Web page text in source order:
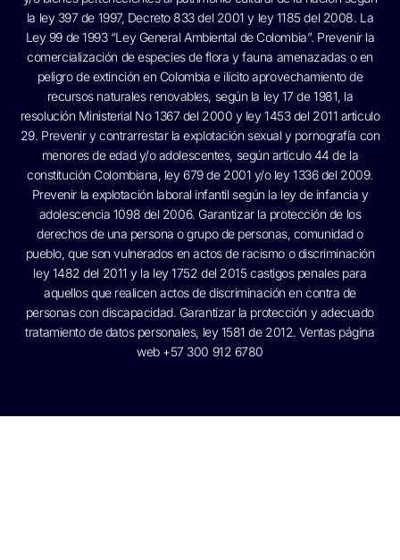
la ley 397 de 1997, Decreto 833 del 2001 y ley 1185 del 2008. La
Ley 99 de 1993 “Ley General Ambiental de Colombia”. Prevenir la
comercialización de especies de flora y fauna amenazadas o en
peligro de extinción en Colombia e ilícito aprovechamiento de
recursos naturales renovables, según la ley 17 de 1981, la
resolución Ministerial No 1367 del 2000 y ley 1453 del 2011 articulo
29. Prevenir y contrarrestar la explotación sexual y pornografía con
menores de edad y/o adolescentes, según artículo 44 de la
constitución Colombiana, ley 679 de 2001 y/o ley 1336 del 2009.
Prevenir la explotación laboral infantil según la ley de infancia y
adolescencia 1098 del 2006. Garantizar la protección de los
derechos de una persona o grupo de personas, comunidad o
pueblo, que son vulnerados en actos de racismo o discriminación
ley 1482 del 2011 y la ley 1752 del 2015 castigos penales para
aquellos que realicen actos de discriminación en contra de
personas con discapacidad. Garantizar la protección y adecuado
tratamiento de datos personales, ley 1581 de 2012. Ventas página
web +57 300 912 6780